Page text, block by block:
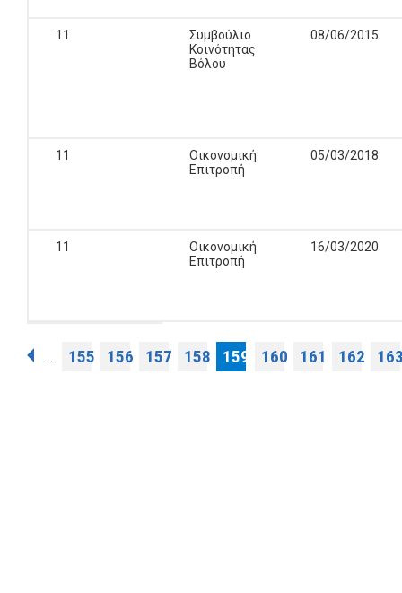
11
Συμβούλιο
Κοινότητας
Βόλου
08/06/2015
11
Οικονομική
Επιτροπή
05/03/2018
11
Οικονομική
Επιτροπή
16/03/2020
Σελίδες
… 155 156 157 158 159 160 161 162